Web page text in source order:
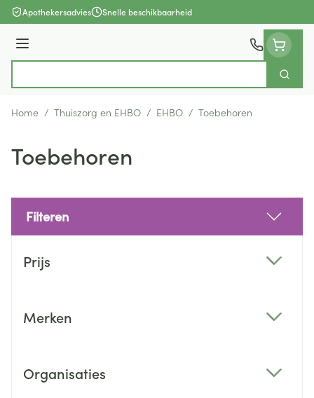
Ga naar de inhoud
Apothekersadvies Snelle beschikbaarheid
Menu
Zoek
Home / Thuiszorg en EHBO / EHBO / Toebehoren
Toebehoren
Filteren
Prijs
Merken
Organisaties